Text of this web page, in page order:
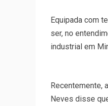
Equipada com
ser, no
industrial em
Recentemente,
Neves disse